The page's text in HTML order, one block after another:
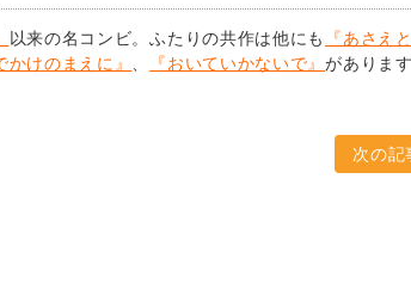
以来の名コンビ。ふたりの共作は他にも
『あさえ
かけのまえに』 『おいていかないで』があります
次の記